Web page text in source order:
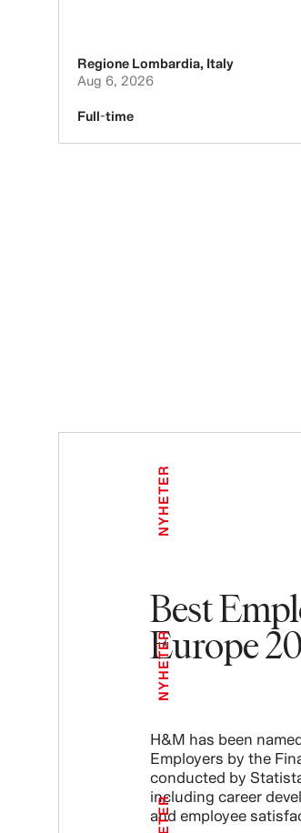
Regione Lombardia, Italy
Aug 6, 2026
Full-time
Best
Europe
H&M has been
Employers by the
conducted by
including career
and employee
NYHETER
NYHETER